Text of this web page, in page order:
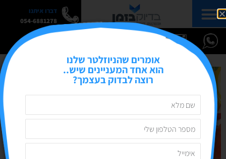
דברו איתנו
054-6881278
אומרים שהניוזלטר שלנו
הוא אחד המעניינים שיש..
רוצה לבדוק בעצמך?